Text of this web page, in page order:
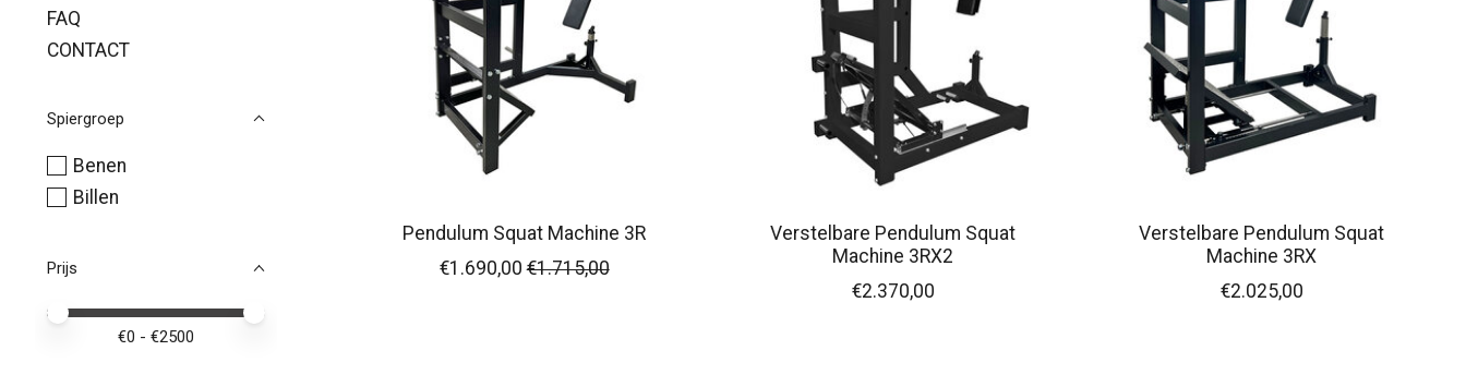
FAQ
CONTACT
Spiergroep
Benen
Billen
Prijs
Minimale prijswaarde
Price maximum value
€0 - €2500
Pendulum Squat Machine 3R
€1.690,00 €1.715,00
Verstelbare Pendulum Squat
Machine 3RX2
€2.370,00
Verstelbare Pendulum Squat
Machine 3RX
€2.025,00